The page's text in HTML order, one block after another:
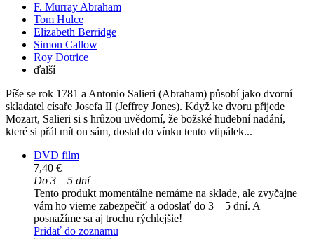
F. Murray Abraham
Tom Hulce
Elizabeth Berridge
Simon Callow
Roy Dotrice
ďalší
Píše se rok 1781 a Antonio Salieri (Abraham) působí jako dvorní
skladatel císaře Josefa II (Jeffrey Jones). Když ke dvoru přijede
Mozart, Salieri si s hrůzou uvědomí, že božské hudební nadání,
které si přál mít on sám, dostal do vínku tento vtipálek...
DVD film
7,40 €
Do 3 – 5 dní
Tento produkt momentálne nemáme na sklade, ale zvyčajne
vám ho vieme zabezpečiť a odoslať do 3 – 5 dní. A
posnažíme sa aj trochu rýchlejšie!
Pridať do zoznamu